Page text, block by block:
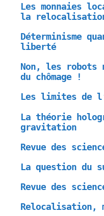
Les monnaies
la relocalisation
Déterminisme
liberté
Non, les robots
du chômage !
Les limites de
La théorie
gravitation
Revue des
La question du
Revue des
Relocalisation,